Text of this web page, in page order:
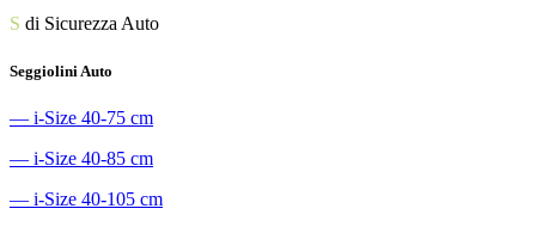
S di Sicurezza Auto
Seggiolini Auto
― i-Size 40-75 cm
― i-Size 40-85 cm
― i-Size 40-105 cm